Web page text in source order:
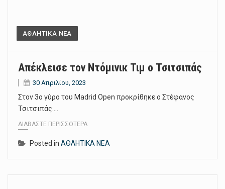
ΑΘΛΗΤΙΚΑ ΝΕΑ
Απέκλεισε τον Ντόμινικ Τιμ o Τσιτσιπάς
30 Απριλίου, 2023
Στον 3ο γύρο του Madrid Open προκρίθηκε ο Στέφανος
Τσιτσιπάς.…
ΔΙΑΒΆΣΤΕ ΠΕΡΙΣΣΌΤΕΡΑ
Posted in ΑΘΛΗΤΙΚΑ ΝΕΑ